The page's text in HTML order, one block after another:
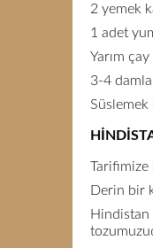
2 yemek
1 adet
Yarım
3-4
Süslemek
Tarifimize
Derin bir
Hindistan